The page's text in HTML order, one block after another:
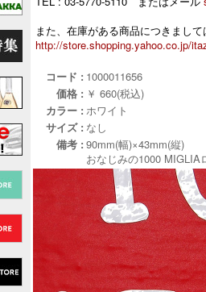
また、在庫がある商品につきまし
http://store.shopping.yahoo.co.jp/
コード : 1000011656
価格 : ￥ 660(税込)
カラー : ホワイト
サイズ : なし
備考 : 90mm(幅)×43mm(縦)
おなじみの1000 MIGLIA